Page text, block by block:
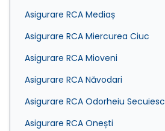
Asigurare RCA Mediaș
Asigurare RCA Miercurea Ciuc
Asigurare RCA Mioveni
Asigurare RCA Năvodari
Asigurare RCA Odorheiu Secuiesc
Asigurare RCA Onești